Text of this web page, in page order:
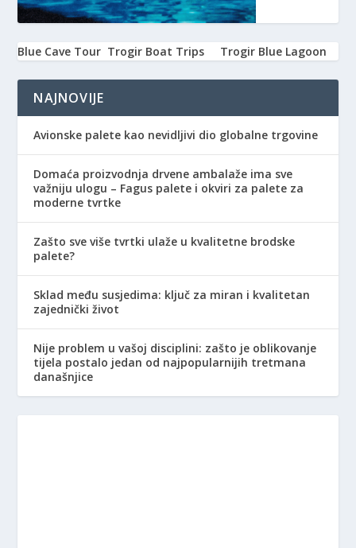
Blue Cave Tour Trogir Boat Trips Trogir Blue Lagoon
NAJNOVIJE
Avionske palete kao nevidljivi dio globalne trgovine
Domaća proizvodnja drvene ambalaže ima sve
važniju ulogu – Fagus palete i okviri za palete za
moderne tvrtke
Zašto sve više tvrtki ulaže u kvalitetne brodske
palete?
Sklad među susjedima: ključ za miran i kvalitetan
zajednički život
Nije problem u vašoj disciplini: zašto je oblikovanje
tijela postalo jedan od najpopularnijih tretmana
današnjice